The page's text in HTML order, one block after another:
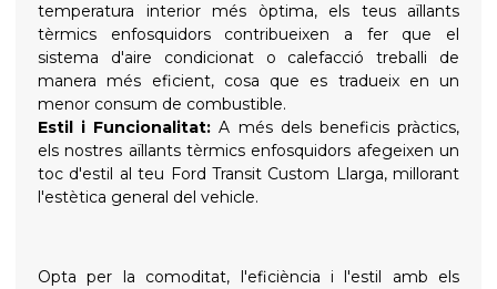
temperatura interior més òptima, els teus aïllants
tèrmics enfosquidors contribueixen a fer que el
sistema d'aire condicionat o calefacció treballi de
manera més eficient, cosa que es tradueix en un
menor consum de combustible.
Estil i Funcionalitat: A més dels beneficis pràctics,
els nostres aïllants tèrmics enfosquidors afegeixen un
toc d'estil al teu Ford Transit Custom Llarga, millorant
l'estètica general del vehicle.
Opta per la comoditat, l'eficiència i l'estil amb els